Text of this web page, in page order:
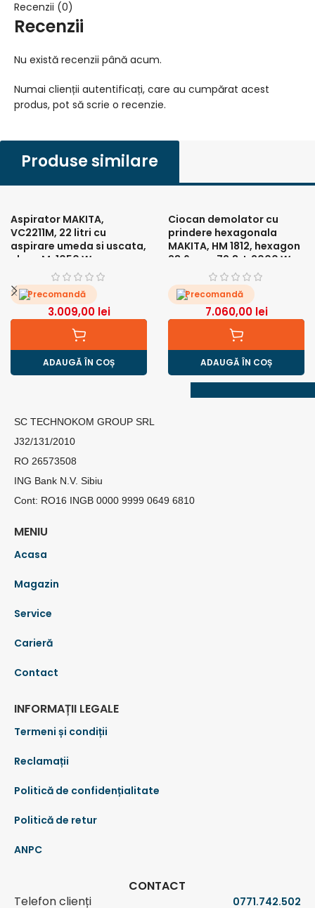
Recenzii (0)
Recenzii
Nu există recenzii până acum.
Numai clienții autentificați, care au cumpărat acest
produs, pot să scrie o recenzie.
Produse similare
Aspirator MAKITA,
VC2211M, 22 litri cu
aspirare umeda si uscata,
clasa M, 1050 W
Precomandă
3.009,00 lei
ADAUGĂ ÎN COȘ
Ciocan demolator cu
prindere hexagonala
MAKITA, HM 1812, hexagon
28,6 mm, 72,8 J, 2000 W
Precomandă
7.060,00 lei
ADAUGĂ ÎN COȘ
SC TECHNOKOM GROUP SRL
J32/131/2010
RO 26573508
ING Bank N.V. Sibiu
Cont: RO16 INGB 0000 9999 0649 6810
MENIU
Acasa
Magazin
Service
Carieră
Contact
INFORMAȚII LEGALE
Termeni și condiții
Reclamații
Politică de confidențialitate
Politică de retur
ANPC
CONTACT
Telefon clienți
0771.742.502